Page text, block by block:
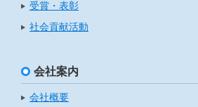
受賞・表彰
社会貢献活動
会社案内
会社概要